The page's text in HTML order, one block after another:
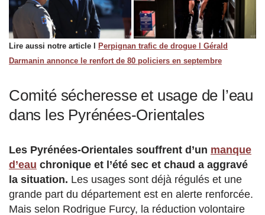
Lire aussi notre article l
Perpignan trafic de drogue l Gérald
Darmanin annonce le renfort de 80 policiers en septembre
Comité sécheresse et usage de l’eau
dans les Pyrénées-Orientales
Les Pyrénées-Orientales souffrent d’un manque
d’eau chronique et l’été sec et chaud a aggravé
la situation. Les usages sont déjà régulés et une
grande part du département est en alerte renforcée.
Mais selon Rodrigue Furcy, la réduction volontaire